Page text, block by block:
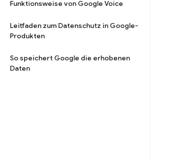
Funktionsweise von Google Voice
Leitfaden zum Datenschutz in Google-
Produkten
So speichert Google die erhobenen
Daten